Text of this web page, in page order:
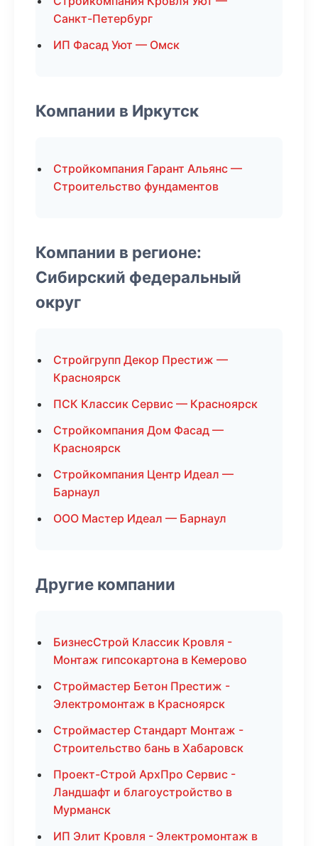
Санкт-Петербург
ИП Фасад Уют — Омск
Компании в Иркутск
Стройкомпания Гарант Альянс —
Строительство фундаментов
Компании в регионе:
Сибирский федеральный
округ
Стройгрупп Декор Престиж —
Красноярск
ПСК Классик Сервис — Красноярск
Стройкомпания Дом Фасад —
Красноярск
Стройкомпания Центр Идеал —
Барнаул
ООО Мастер Идеал — Барнаул
Другие компании
БизнесСтрой Классик Кровля -
Монтаж гипсокартона в Кемерово
Строймастер Бетон Престиж -
Электромонтаж в Красноярск
Строймастер Стандарт Монтаж -
Строительство бань в Хабаровск
Проект-Строй АрхПро Сервис -
Ландшафт и благоустройство в
Мурманск
ИП Элит Кровля - Электромонтаж в